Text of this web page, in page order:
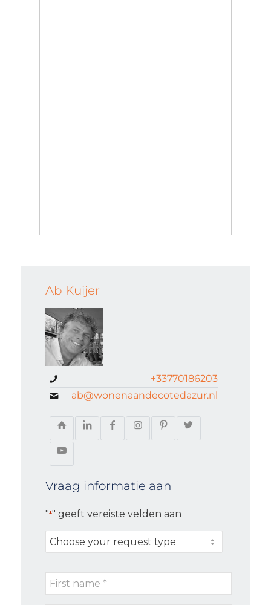
Ab Kuijer
+33770186203
ab@wonenaandecotedazur.nl
Vraag informatie aan
"*" geeft vereiste velden aan
Choose
your
type
First
name